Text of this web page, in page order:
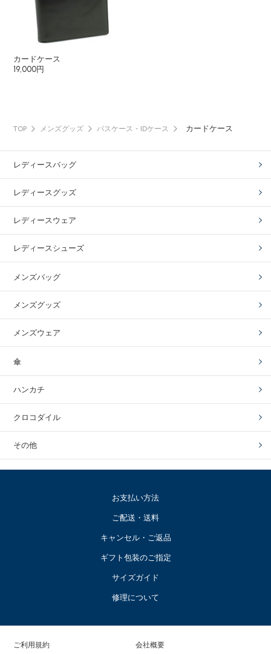
カードケース
19,000円
TOP メンズグッズ パスケース・IDケース カードケース
レディースバッグ
レディースグッズ
レディースウェア
レディースシューズ
メンズバッグ
メンズグッズ
メンズウェア
傘
ハンカチ
クロコダイル
その他
お支払い方法
ご配送・送料
キャンセル・ご返品
ギフト包装のご指定
サイズガイド
修理について
ご利用規約 会社概要